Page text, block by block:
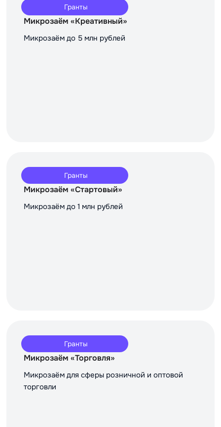
Гранты
Микрозаём «Креативный»
Микрозаём до 5 млн рублей
Гранты
Микрозаём «Стартовый»
Микрозаём до 1 млн рублей
Гранты
Микрозаём «Торговля»
Микрозаём для сферы розничной и оптовой
торговли